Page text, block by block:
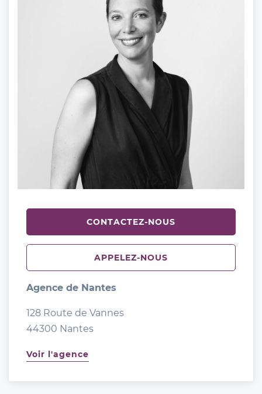
CONTACTEZ-NOUS
APPELEZ-NOUS
Agence de Nantes
128 Route de Vannes
44300 Nantes
Voir l'agence